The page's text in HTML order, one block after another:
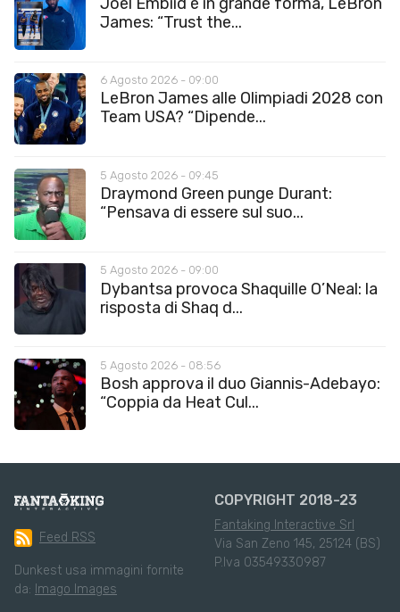
James: “Trust the...
6 Agosto 2026 - 09:00
LeBron James alle Olimpiadi 2028 con
Team USA? “Dipende...
5 Agosto 2026 - 09:45
Draymond Green punge Durant:
“Pensava di essere sul suo...
5 Agosto 2026 - 09:00
Dybantsa provoca Shaquille O’Neal: la
risposta di Shaq d...
5 Agosto 2026 - 08:56
Bosh approva il duo Giannis-Adebayo:
“Coppia da Heat Cul...
Feed RSS
Dunkest usa immagini fornite
da: Imago Images
COPYRIGHT 2018-23
Fantaking Interactive Srl
Via San Zeno 145, 25124 (BS)
P.Iva 03549330987